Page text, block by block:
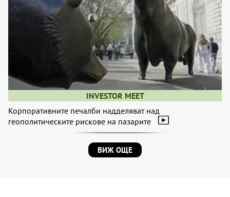
INVESTOR MEET
Корпоративните печалби надделяват над
геополитическите рискове на пазарите
ВИЖ ОЩЕ